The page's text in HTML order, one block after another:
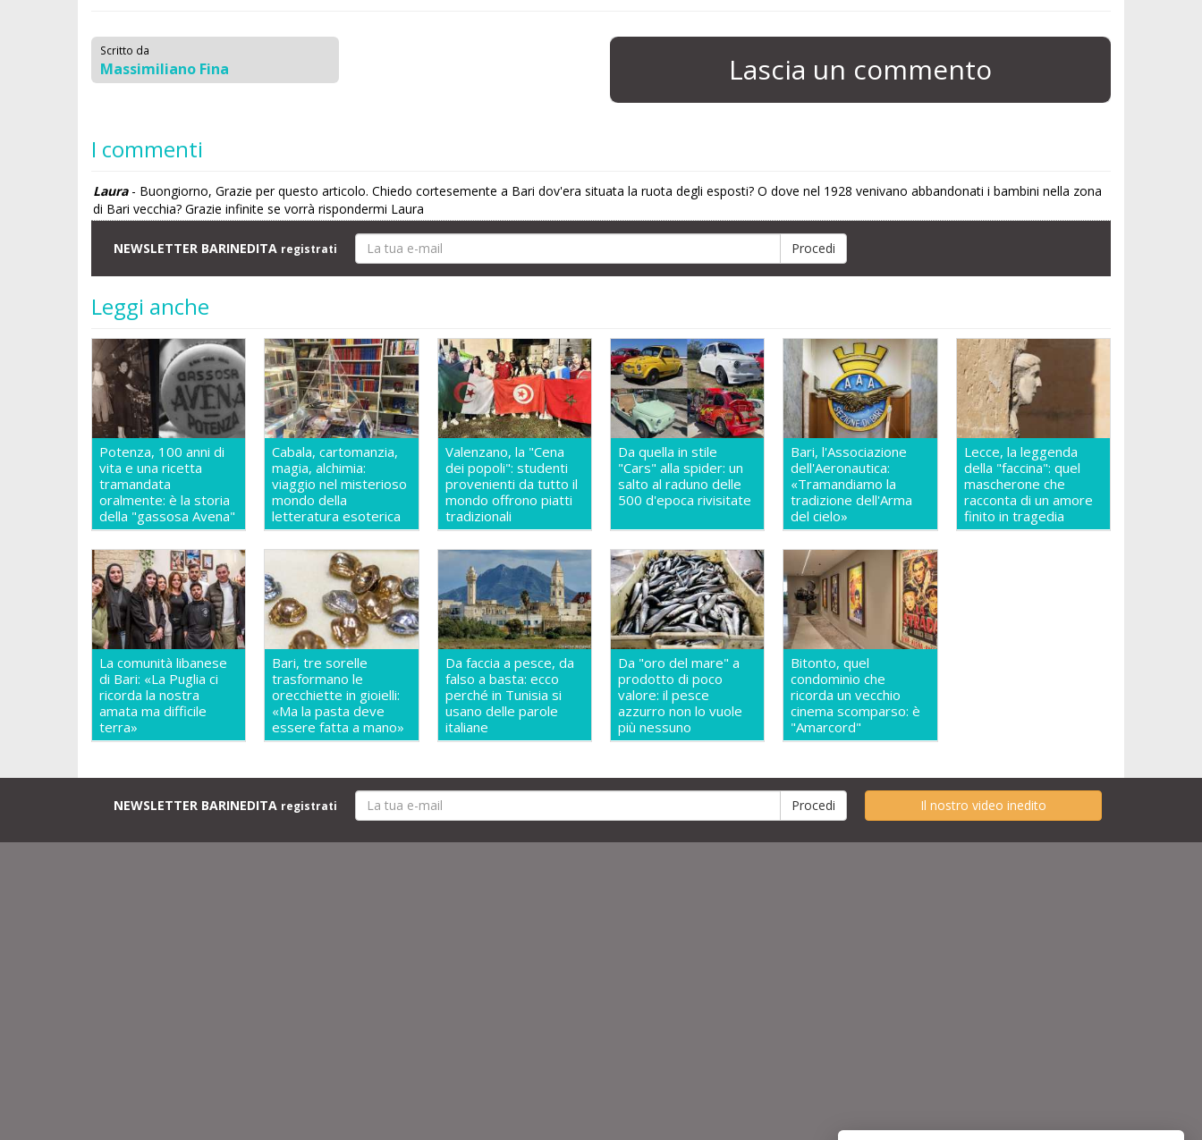
Scritto da
Massimiliano Fina Lascia un commento
I commenti
Laura- Buongiorno, Grazie per questo articolo. Chiedo cortesemente a Bari dov'era situata la ruota degli esposti? O dove nel 1928 venivano abbandonati i bambini nella zona
di Bari vecchia? Grazie infinite se vorrà rispondermi Laura
NEWSLETTER BARINEDITA registrati
Leggi anche
Potenza, 100 anni di
vita e una ricetta
tramandata
oralmente: è la storia
della "gassosa Avena"
Cabala, cartomanzia,
magia, alchimia:
viaggio nel misterioso
mondo della
letteratura esoterica
Valenzano, la "Cena
dei popoli": studenti
provenienti da tutto il
mondo offrono piatti
tradizionali
Da quella in stile
"Cars" alla spider: un
salto al raduno delle
500 d'epoca rivisitate
Bari, l'Associazione
dell'Aeronautica:
«Tramandiamo la
tradizione dell'Arma
del cielo»
Lecce, la leggenda
della "faccina": quel
mascherone che
racconta di un amore
finito in tragedia
La comunità libanese
di Bari: «La Puglia ci
ricorda la nostra
amata ma difficile
terra»
Bari, tre sorelle
trasformano le
orecchiette in gioielli:
«Ma la pasta deve
essere fatta a mano»
Da faccia a pesce, da
falso a basta: ecco
perché in Tunisia si
usano delle parole
italiane
Da "oro del mare" a
prodotto di poco
valore: il pesce
azzurro non lo vuole
più nessuno
Bitonto, quel
condominio che
ricorda un vecchio
cinema scomparso: è
"Amarcord"
NEWSLETTER BARINEDITA registrati Il nostro video inedito